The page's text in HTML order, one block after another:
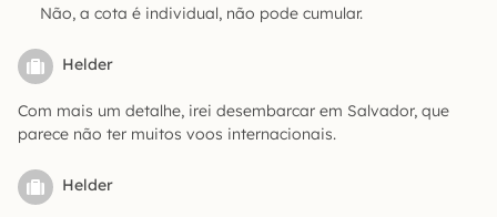
Não, a cota é individual, não pode cumular.
Helder
Com mais um detalhe, irei desembarcar em Salvador, que
parece não ter muitos voos internacionais.
Helder